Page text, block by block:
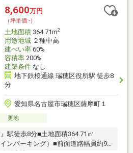
ご希望の住まい探しをお手伝いし
細・ご相談はお気軽にお問い合わ
8,600万円
（坪単価:-）
土地面積364.71m2
用途地域２種中高
建ぺい率60%
容積率200%
建築条件なし
地下鉄桜通線 瑞穂区役所駅 徒歩8
分
愛知県名古屋市瑞穂区薩摩町１
更地
駅徒歩8分■土地面積364.71㎡
ンパーキング）■前面道路幅員約9.0